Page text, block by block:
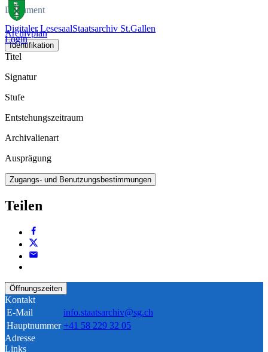
Digitaler LesesaalStaatsarchiv St.Gallen
Login
Dokument
Archivplan
Identifikation
Titel
Signatur
Stufe
Entstehungszeitraum
Archivalienart
Ausprägung
Zugangs- und Benutzungsbestimmungen
Teilen
Öffnungszeiten
Kontakt
E-Mail
info.staatsarchiv@sg.ch
Hauptnummer +41 58 229 32 05
Adresse
Links